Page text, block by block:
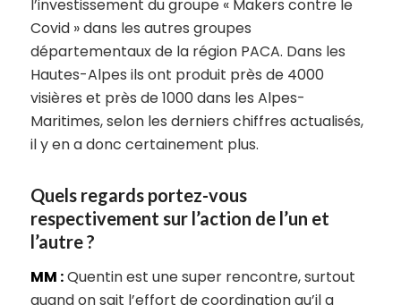
l’investissement du groupe « Makers contre le
Covid » dans les autres groupes
départementaux de la région PACA. Dans les
Hautes-Alpes ils ont produit près de 4000
visières et près de 1000 dans les Alpes-
Maritimes, selon les derniers chiffres actualisés,
il y en a donc certainement plus.
Quels regards portez-vous
respectivement sur l’action de l’un et
l’autre ?
MM :Quentin est une super rencontre, surtout
quand on sait l’effort de coordination qu’il a